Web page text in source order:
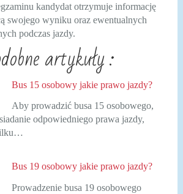
kandydat otrzymuje informację
swojego wyniku oraz ewentualnych
podczas jazdy.
artykuły :
Bus 15 osobowy jakie prawo jazdy?
Aby prowadzić busa 15 osobowego,
odpowiedniego prawa jazdy,
Bus 19 osobowy jakie prawo jazdy?
Prowadzenie busa 19 osobowego